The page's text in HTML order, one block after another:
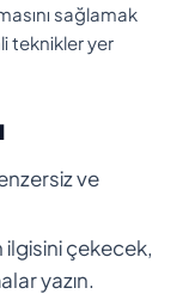
sağlamak
teknikler yer
ve
ilgisini çekecek,
yazın.